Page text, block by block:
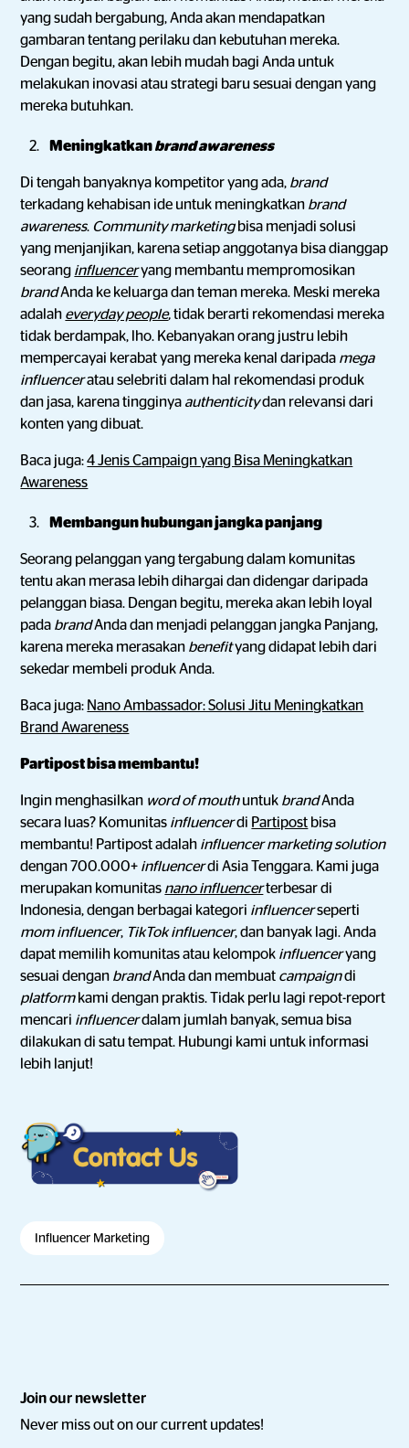
yang sudah bergabung, Anda akan mendapatkan
gambaran tentang perilaku dan kebutuhan mereka.
Dengan begitu, akan lebih mudah bagi Anda untuk
melakukan inovasi atau strategi baru sesuai dengan yang
mereka butuhkan.
Meningkatkanbrand awareness
Di tengah banyaknya kompetitor yang ada, brand
terkadang kehabisan ide untuk meningkatkan brand
awareness. Community marketing bisa menjadi solusi
yang menjanjikan, karena setiap anggotanya bisa dianggap
seorang influenceryang membantu mempromosikan
brandAnda ke keluarga dan teman mereka. Meski mereka
adalah everyday people,tidak berarti rekomendasi mereka
tidak berdampak, lho. Kebanyakan orang justru lebih
mempercayai kerabat yang mereka kenal daripada mega
influenceratau selebriti dalam hal rekomendasi produk
dan jasa, karena tingginya authenticitydan relevansi dari
konten yang dibuat.
Baca juga:4 Jenis Campaign yang Bisa Meningkatkan
Awareness
Membangun hubungan jangka panjang
Seorang pelanggan yang tergabung dalam komunitas
tentu akan merasa lebih dihargai dan didengar daripada
pelanggan biasa. Dengan begitu, mereka akan lebih loyal
pada brandAnda dan menjadi pelanggan jangka Panjang,
karena mereka merasakan benefityang didapat lebih dari
sekedar membeli produk Anda.
Baca juga: Nano Ambassador: Solusi Jitu Meningkatkan
Brand Awareness
Partipost bisa membantu!
Ingin menghasilkan word of mouthuntuk brandAnda
secara luas? Komunitas influencerdi Partipost bisa
membantu! Partipost adalah influencer marketing solution
dengan 700.000+ influencerdi Asia Tenggara. Kami juga
merupakan komunitas nano influencerterbesar di
Indonesia, dengan berbagai kategori influencerseperti
mom influencer, TikTok influencer, dan banyak lagi. Anda
dapat memilih komunitas atau kelompok influenceryang
sesuai dengan brandAnda dan membuat campaigndi
platform kami dengan praktis. Tidak perlu lagi repot-report
mencari influencerdalam jumlah banyak, semua bisa
dilakukan di satu tempat. Hubungi kami untuk informasi
lebih lanjut!
Influencer Marketing
Join our newsletter
Never miss out on our current updates!